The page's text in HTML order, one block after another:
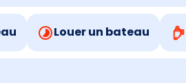
Louer un bateau